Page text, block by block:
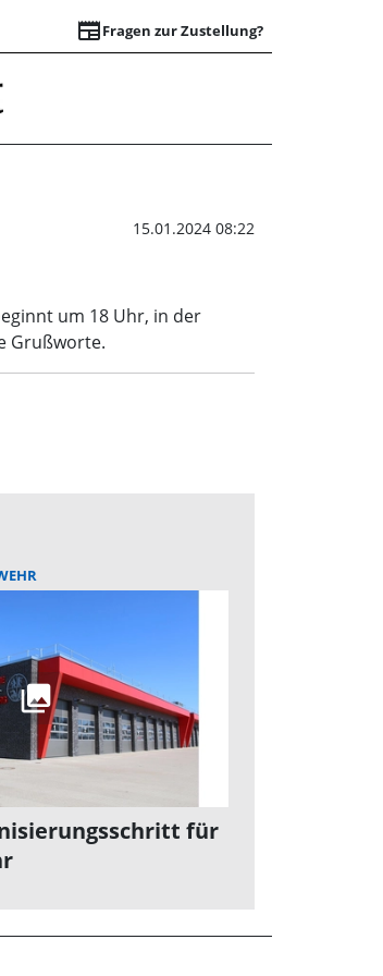
newspaperFragen zur Zustellung?
JHV der
15.01.2024 08:22
um 18 Uhr, in der
Grußworte.
für